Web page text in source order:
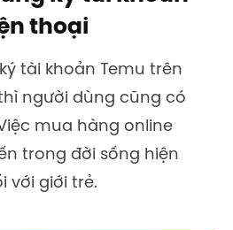
thoại
tài khoản Temu trên
người dùng cũng có
mua hàng online
trong đời sống hiện
với giới trẻ.